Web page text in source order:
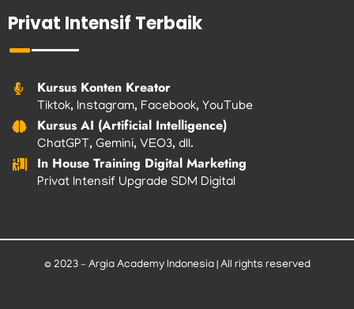
Privat Intensif Terbaik
Kursus Konten Kreator
Tiktok, Instagram, Facebook, YouTube
Kursus AI (Artificial Intelligence)
ChatGPT, Gemini, VEO3, dll.
In House Training Digital Marketing
Privat Intensif Upgrade SDM Digital
© 2023 – Argia Academy Indonesia | All rights reserved